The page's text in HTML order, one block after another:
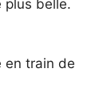
plus belle.
en train de